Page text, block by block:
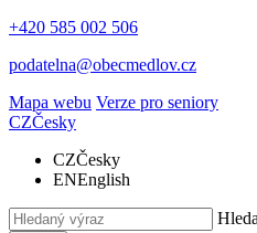
+420 585 002 506
podatelna@obecmedlov.cz
Mapa webu Verze pro seniory
CZČesky
CZČesky
ENEnglish